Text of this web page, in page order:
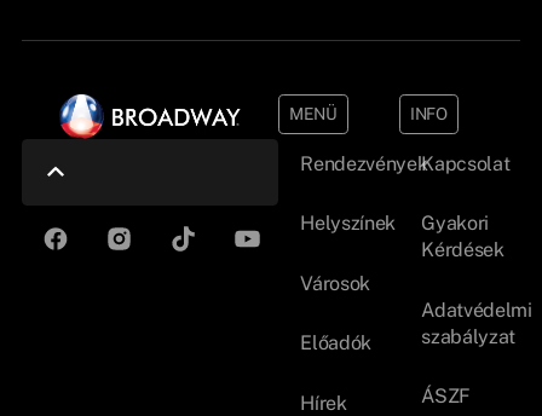
MENÜ
Rendezvények
Helyszínek
Városok
Előadók
Hírek
INFO
Kapcsolat
Gyakori
Kérdések
Adatvédelmi
szabályzat
ÁSZF